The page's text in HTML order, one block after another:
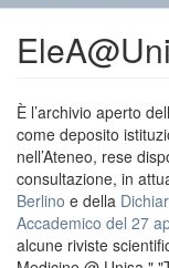
È l’archivio aperto
come deposito
nell’Ateneo, rese
consultazione, in
Berlino e della
Accademico del 27
alcune riviste